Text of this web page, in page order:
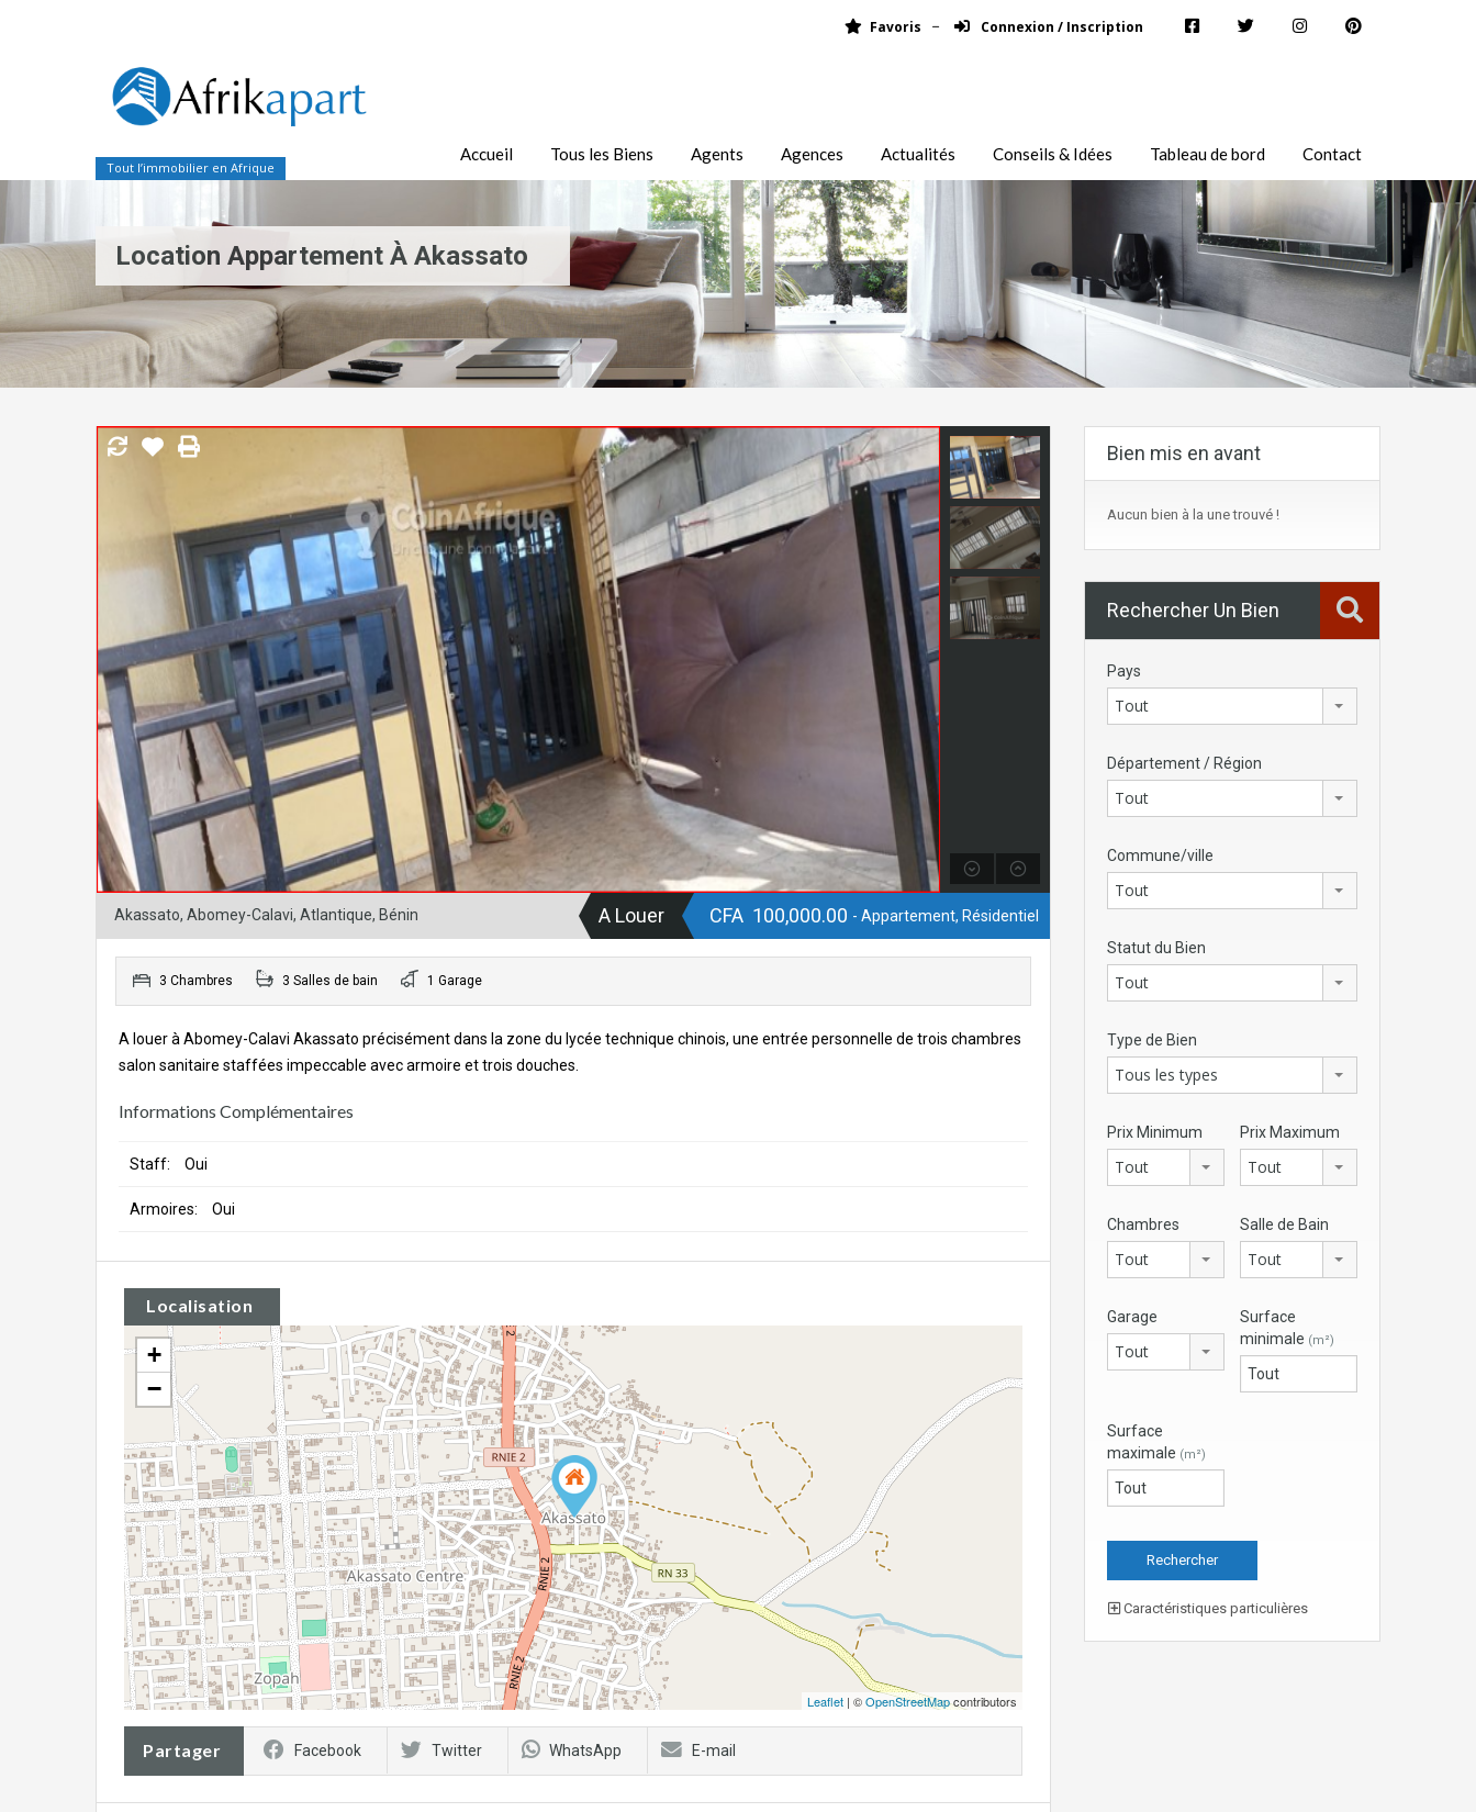
Favoris Connexion / Inscription
Tout l’immobilier en Afrique
Accueil Tous les Biens Agents Agences Actualités Conseils & Idées Tableau de bord Contact
Location Appartement À Akassato
Akassato, Abomey-Calavi, Atlantique, Bénin A Louer CFA 100,000.00 - Appartement, Résidentiel
3 Chambres 3 Salles de bain 1 Garage
A louer à Abomey-Calavi Akassato précisément dans la zone du lycée technique chinois, une entrée personnelle de trois chambres
salon sanitaire staffées impeccable avec armoire et trois douches.
Informations Complémentaires
Staff: Oui
Armoires: Oui
Localisation
+
−
Leaflet | ©OpenStreetMapcontributors
Partager Facebook Twitter WhatsApp E-mail
Bien mis en avant
Aucun bien à la une trouvé !
Rechercher Un Bien
Pays
Tout
Département / Région
Tout
Commune/ville
Tout
Statut du Bien
Tout
Type de Bien
Tous les types
Prix Minimum
Tout
Prix Maximum
Tout
Chambres
Tout
Salle de Bain
Tout
Garage
Tout
Surface
minimale (m²)
Surface
maximale (m²)
Caractéristiques particulières